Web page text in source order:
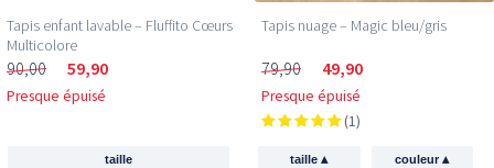
Tapis enfant lavable – Fluffito Cœurs
Multicolore
90,00 59,90
Presque épuisé
taille
Tapis nuage – Magic bleu/gris
79,90 49,90
Presque épuisé
(1)
taille▴ couleur▴
Reçois 5 € de réduction
sur ton premier achat !
Inscris-toi et sois le premier à découvrir les nouvelles